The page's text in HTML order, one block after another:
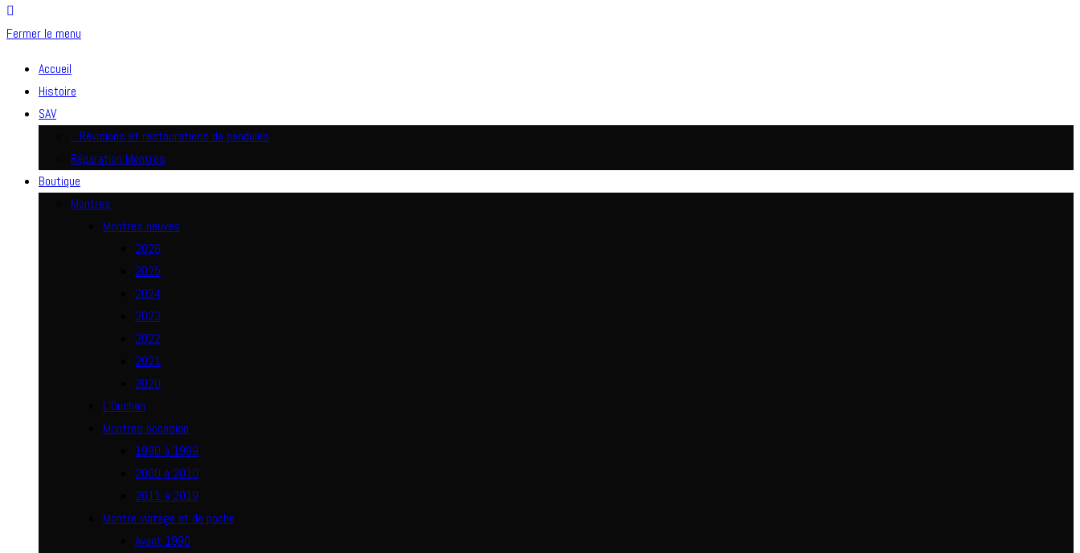
Fermer le menu
Accueil
Histoire
SAV
…Révisions et restaurations de pendules
Réparation Montres
Boutique
Montres
Montres neuves
2026
2025
2024
2023
2022
2021
2020
L’Duchen
Montres occasion
1990 à 1999
2000 à 2010
2011 à 2019
Montre vintage et de poche
Avant 1990